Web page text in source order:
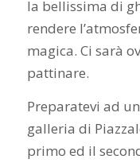
la bellissima di
rendere
magica. Ci sarà
pattinare.
Preparatevi ad
galleria di
primo ed il